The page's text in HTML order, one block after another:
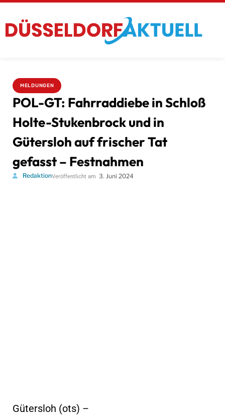
MELDUNGEN
POL-GT: Fahrraddiebe in Schloß
Holte-Stukenbrock und in
Gütersloh auf frischer Tat
gefasst – Festnahmen
RedaktionVeröffentlicht am 3. Juni 2024
Gütersloh (ots) –